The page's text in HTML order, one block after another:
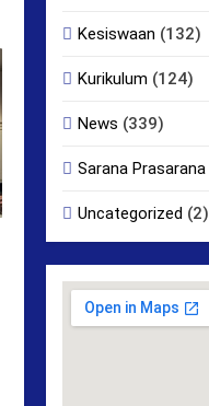
Kesiswaan (132)
Kurikulum (124)
News (339)
Sarana Prasarana
Uncategorized (2)